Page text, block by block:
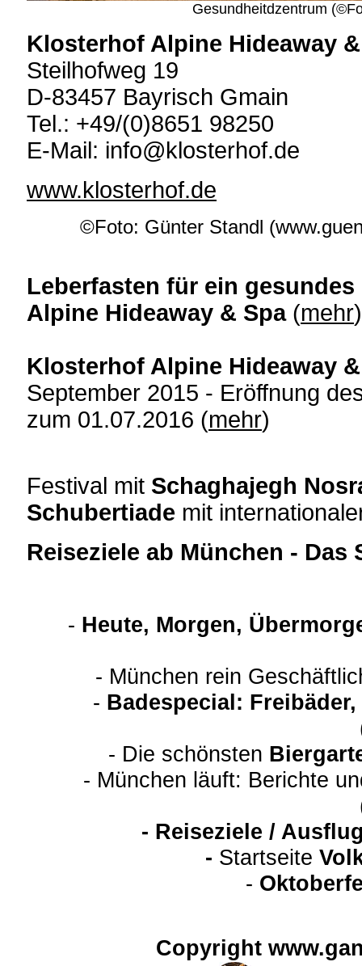
Gesundheitdzentrum
Klosterhof Alpine Hideaway &
Steilhofweg 19
D-83457 Bayrisch Gmain
Tel.: +49/(0)8651 98250
E-Mail: info@klosterhof.de
www.klosterhof.de
©Foto: Günter Standl
Leberfasten für ein
Alpine Hideaway & Spa (mehr)
Klosterhof Alpine Hideaway
September 2015 - Eröffnung
zum 01.07.2016 (mehr)
Festival mit Schaghajegh
Schubertiade mit
Reiseziele ab München - Das
- Heute, Morgen,
- München rein
- Badespecial:
- Die schönsten
- München läuft: Berichte
- Reiseziele /
- Startseite
-
Copyright